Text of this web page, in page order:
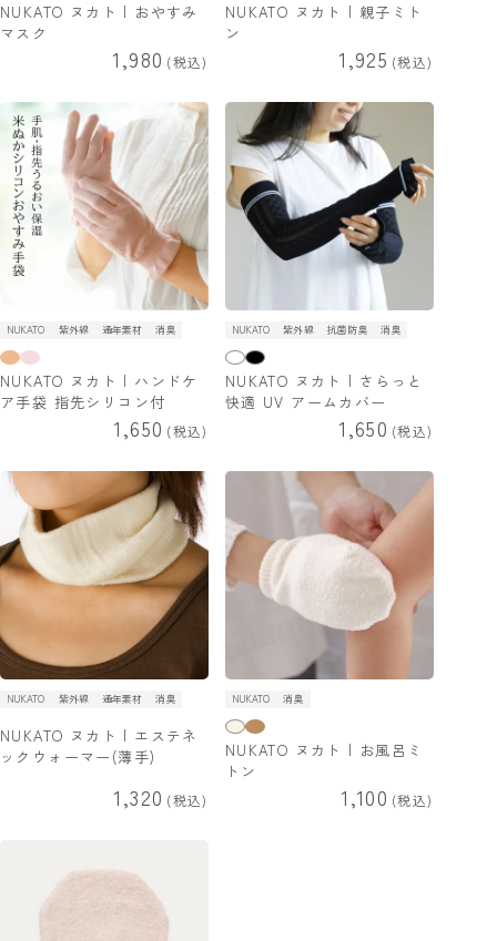
NUKATO ヌカト | おやすみ
マスク
1,980 税込
NUKATO ヌカト | 親子ミト
ン
1,925 税込
NUKATO 紫外線 通年素材 消臭
NUKATO ヌカト | ハンドケ
ア手袋 指先シリコン付
1,650 税込
NUKATO 紫外線 抗菌防臭 消臭
NUKATO ヌカト | さらっと
快適 UV アームカバー
1,650 税込
NUKATO 紫外線 通年素材 消臭
NUKATO ヌカト | エステネ
ックウォーマー(薄手)
1,320 税込
NUKATO 消臭
NUKATO ヌカト | お風呂ミ
トン
1,100 税込